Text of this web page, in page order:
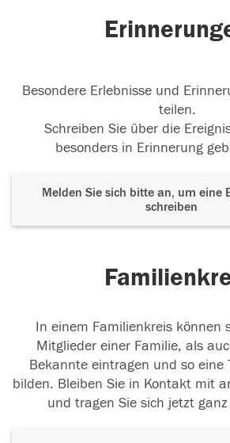
Besondere Erlebnisse und
teilen.
Schreiben Sie über die
besonders in Erinnerung
Melden Sie sich bitte an, um eine
schreiben
In einem Familienkreis können
Mitglieder einer Familie, als
Bekannte eintragen und so eine
bilden. Bleiben Sie in Kontakt mit
und tragen Sie sich jetzt